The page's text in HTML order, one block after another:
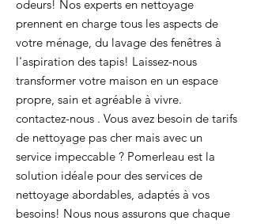
odeurs! Nos experts en nettoyage
prennent en charge tous les aspects de
votre ménage, du lavage des fenêtres à
l'aspiration des tapis! Laissez-nous
transformer votre maison en un espace
propre, sain et agréable à vivre.
contactez-nous . Vous avez besoin de tarifs
de nettoyage pas cher mais avec un
service impeccable ? Pomerleau est la
solution idéale pour des services de
nettoyage abordables, adaptés à vos
besoins! Nous nous assurons que chaque